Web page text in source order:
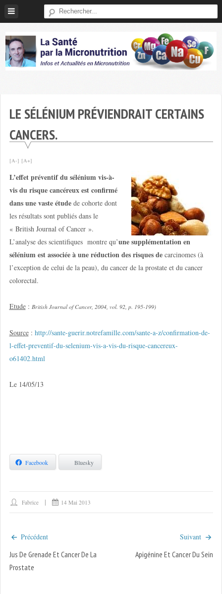
Skip
LE SÉLÉNIUM PRÉVIENDRAIT CERTAINS
CANCERS.
[A-] [A+]
L’effet préventif du sélénium vis-à-
vis du risque cancéreux est confirmé
dans une vaste étudede cohorte dont
les résultats sont publiés dans le
« British Journal of Cancer ».
L’analyse des scientifiques montre qu’une supplémentation en
sélénium est associée à une réduction des risques de carcinomes (à
l’exception de celui de la peau), du cancer de la prostate et du cancer
colorectal.
Etude: British Journal of Cancer, 2004, vol. 92, p. 195-199)
Source: http://sante-guerir.notrefamille.com/sante-a-z/confirmation-de-
l-effet-preventif-du-selenium-vis-a-vis-du-risque-cancereux-
o61402.html
Le 14/05/13
Facebook Bluesky
Fabrice 14 Mai 2013
Précédent
Jus De Grenade Et Cancer De La
Prostate
Suivant
Apigénine Et Cancer Du Sein